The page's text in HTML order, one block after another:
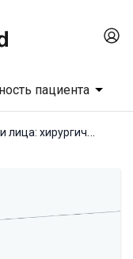
пациента
Виды подтяжки лица: хирургические и безоперационные методики